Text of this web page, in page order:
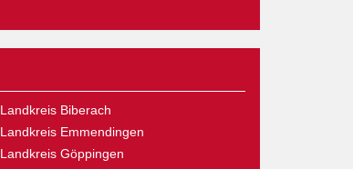
Landkreis Biberach
Landkreis Emmendingen
Landkreis Göppingen